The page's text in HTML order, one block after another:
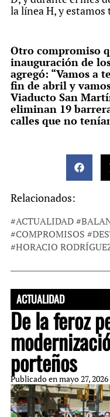
la línea H, y estamos
Otro compromiso
inauguración de
agregó: “Vamos a
fin de abril y
Viaducto San
eliminan 19
calles que no
Relacionados:
#ACTUALIDAD#
#COMPROMISOS #
#HORACIO
ACTUALIDAD
De la feroz
porteños
Publicado enmayo 27, 2026